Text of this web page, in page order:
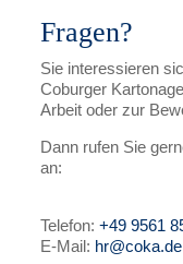
Fragen?
Sie interessieren
Coburger
Arbeit oder zur
Dann rufen Sie
an:
Telefon: +49 9561
E-Mail: hr@coka.de